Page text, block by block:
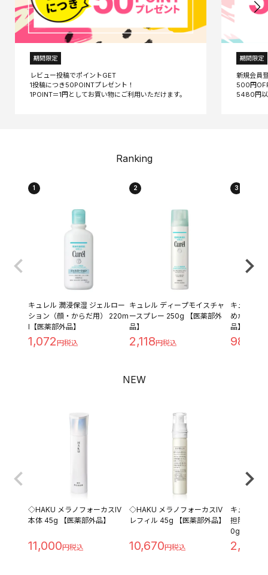
期間限定
レビュー投稿でポイントGET
1投稿につき50POINTプレゼント！
期間限定
新規会員
500円
Ranking
1
キュレル 潤浸保湿 ジェルロー
ション（顔・からだ用） 220m
l【医薬部外品】
1,072
2
キュレル ディープモイスチャ
ースプレー 250g 【医薬部外
品】
2,118
3
キュレル
めかえ用
品】
980
NEW
◇HAKU メラノフォーカスIV
本体 45g 【医薬部外品】
11,000
◇HAKU メラノフォーカスIV
レフィル 45g 【医薬部外品】
10,670
キュレル
担防止ベ
0g
2,280